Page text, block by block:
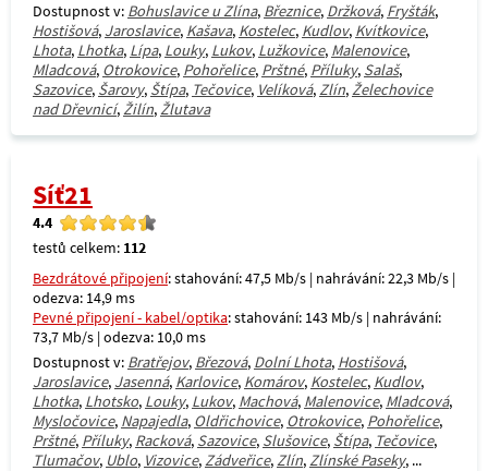
Dostupnost v: Bohuslavice u Zlína, Březnice, Držková, Fryšták,
Hostišová, Jaroslavice, Kašava, Kostelec, Kudlov, Kvítkovice,
Lhota, Lhotka, Lípa, Louky, Lukov, Lužkovice, Malenovice,
Mladcová, Otrokovice, Pohořelice, Prštné, Příluky, Salaš,
Sazovice, Šarovy, Štípa, Tečovice, Velíková,Zlín,Želechovice
nad Dřevnicí,Žilín,Žlutava
Síť21
4.4
testů celkem: 112
Bezdrátové připojení: stahování: 47,5 Mb/s | nahrávání: 22,3 Mb/s |
odezva: 14,9 ms
Pevné připojení - kabel/optika: stahování: 143 Mb/s | nahrávání:
73,7 Mb/s | odezva: 10,0 ms
Dostupnost v: Bratřejov, Březová, Dolní Lhota, Hostišová,
Jaroslavice, Jasenná, Karlovice, Komárov, Kostelec, Kudlov,
Lhotka, Lhotsko, Louky, Lukov, Machová, Malenovice, Mladcová,
Mysločovice, Napajedla, Oldřichovice, Otrokovice, Pohořelice,
Prštné, Příluky, Racková, Sazovice, Slušovice, Štípa, Tečovice,
Tlumačov, Ublo, Vizovice,Zádveřice,Zlín,Zlínské Paseky, ...